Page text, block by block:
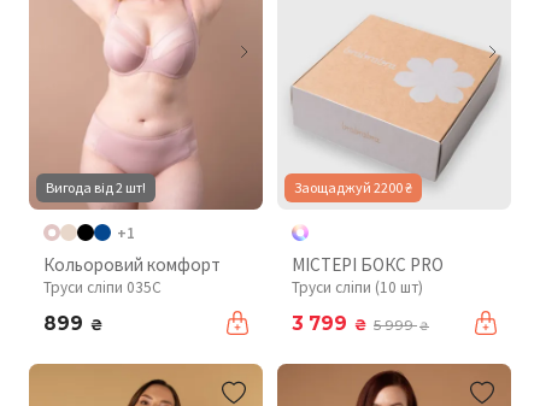
Вигода від 2 шт!
+1
Кольоровий комфорт
Труси сліпи 035C
899 ₴
Заощаджуй 2200 ₴
МІСТЕРІ БОКС PRO
Труси сліпи (10 шт)
3 799 ₴ 5 999₴